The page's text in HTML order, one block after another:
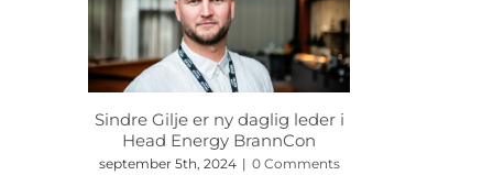
Sindre Gilje er ny daglig leder i
Head Energy BrannCon
september 5th, 2024 | 0 Comments